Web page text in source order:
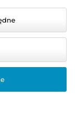
zastrzeżone.